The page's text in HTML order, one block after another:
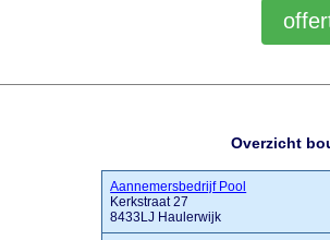
Overzicht
Aannemersbedrijf Pool
Kerkstraat 27
8433LJ Haulerwijk